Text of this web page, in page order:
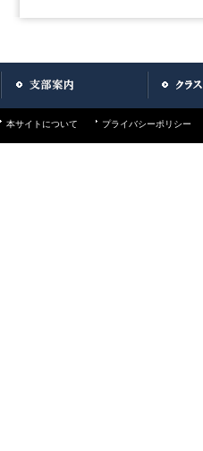
本サイトについて プライバシーポリシー